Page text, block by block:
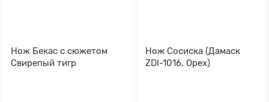
Нож Бекас с сюжетом
Свирепый тигр
Нож Сосиска (Дамаск
ZDI-1016, Орех)